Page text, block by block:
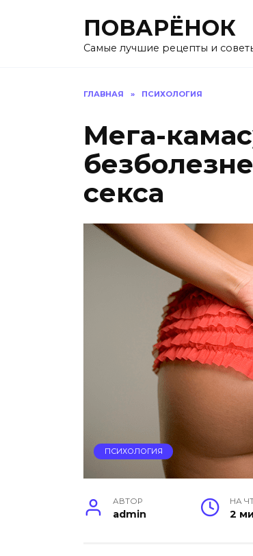
ПОВАРЁНОК
Самые лучшие рецепты и
ГЛАВНАЯ » ПСИХОЛОГИЯ
Мега-
секса
ПСИХОЛОГИЯ
АВТОР
admin
НА
2